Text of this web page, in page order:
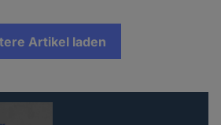
Artikel laden